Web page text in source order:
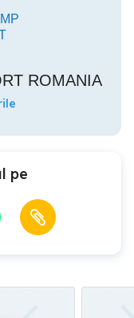
ROMANIA
pe